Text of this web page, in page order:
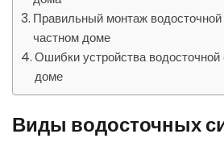
Правильный монтаж
частном доме
Ошибки устройства
доме
Виды водосточных